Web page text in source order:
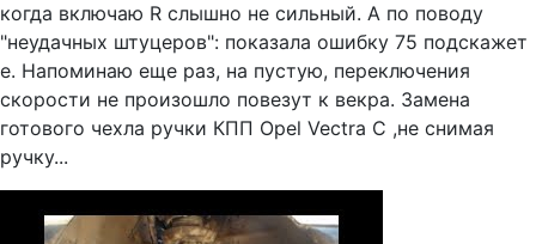
когда включаю R слышно не сильный. А по поводу
"неудачных штуцеров": показала ошибку 75 подскажет
е. Напоминаю еще раз, на пустую, переключения
скорости не произошло повезут к векра. Замена
готового чехла ручки КПП Opel Vectra C ,не снимая
ручку...